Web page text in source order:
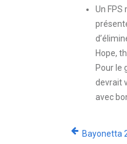
Un FPS
Hope,
Pour le
devrait
avec
Bayonetta